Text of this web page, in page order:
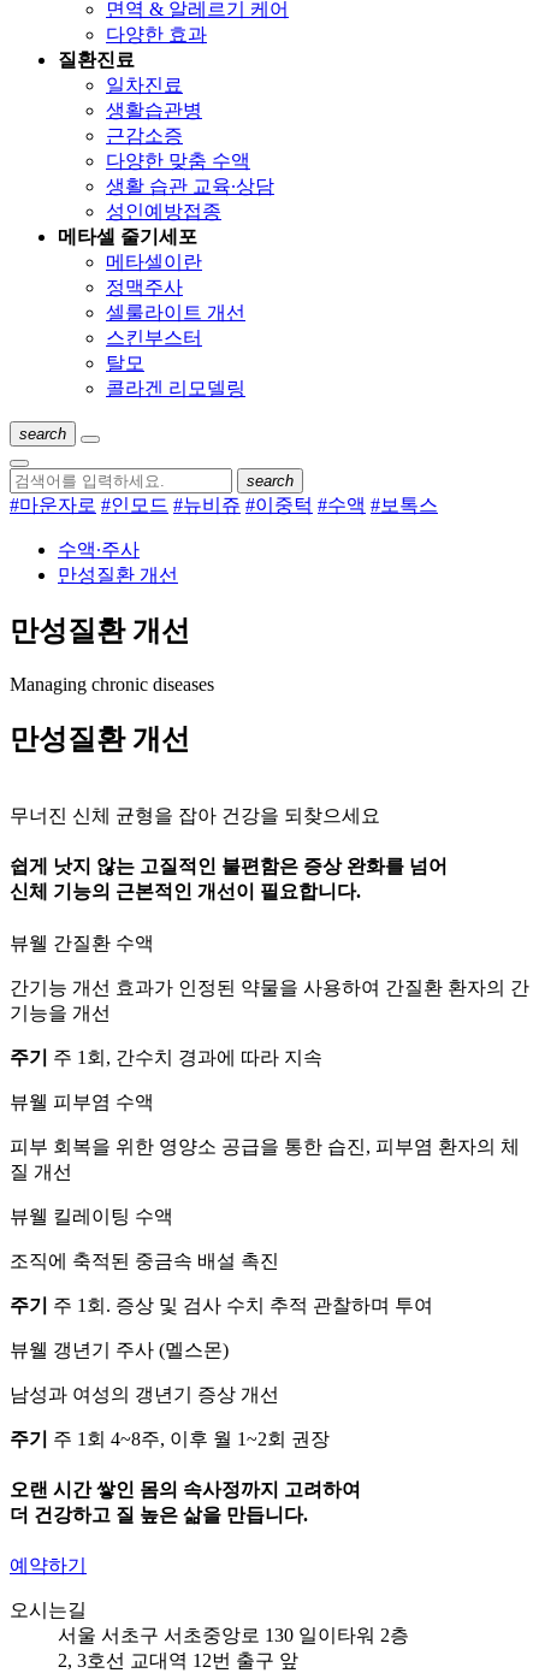
면역 & 알레르기 케어
다양한 효과
질환진료
일차진료
생활습관병
근감소증
다양한 맞춤 수액
생활 습관 교육∙상담
성인예방접종
메타셀 줄기세포
메타셀이란
정맥주사
셀룰라이트 개선
스킨부스터
탈모
콜라겐 리모델링
search
search
#마운자로 #인모드 #뉴비쥬 #이중턱 #수액 #보톡스
수액∙주사
만성질환 개선
만성질환 개선
Managing chronic diseases
만성질환 개선
무너진 신체 균형을 잡아 건강을 되찾으세요
쉽게 낫지 않는 고질적인 불편함은 증상 완화를 넘어
신체 기능의 근본적인 개선이 필요합니다.
뷰웰 간질환 수액
간기능 개선 효과가 인정된 약물을 사용하여 간질환 환자의 간
기능을 개선
주기 주 1회, 간수치 경과에 따라 지속
뷰웰 피부염 수액
피부 회복을 위한 영양소 공급을 통한 습진, 피부염 환자의 체
질 개선
뷰웰 킬레이팅 수액
조직에 축적된 중금속 배설 촉진
주기 주 1회. 증상 및 검사 수치 추적 관찰하며 투여
뷰웰 갱년기 주사 (멜스몬)
남성과 여성의 갱년기 증상 개선
주기 주 1회 4~8주, 이후 월 1~2회 권장
오랜 시간 쌓인 몸의 속사정까지 고려하여
더 건강하고 질 높은 삶을 만듭니다.
예약하기
오시는길
서울 서초구 서초중앙로 130 일이타워 2층
2, 3호선 교대역 12번 출구 앞